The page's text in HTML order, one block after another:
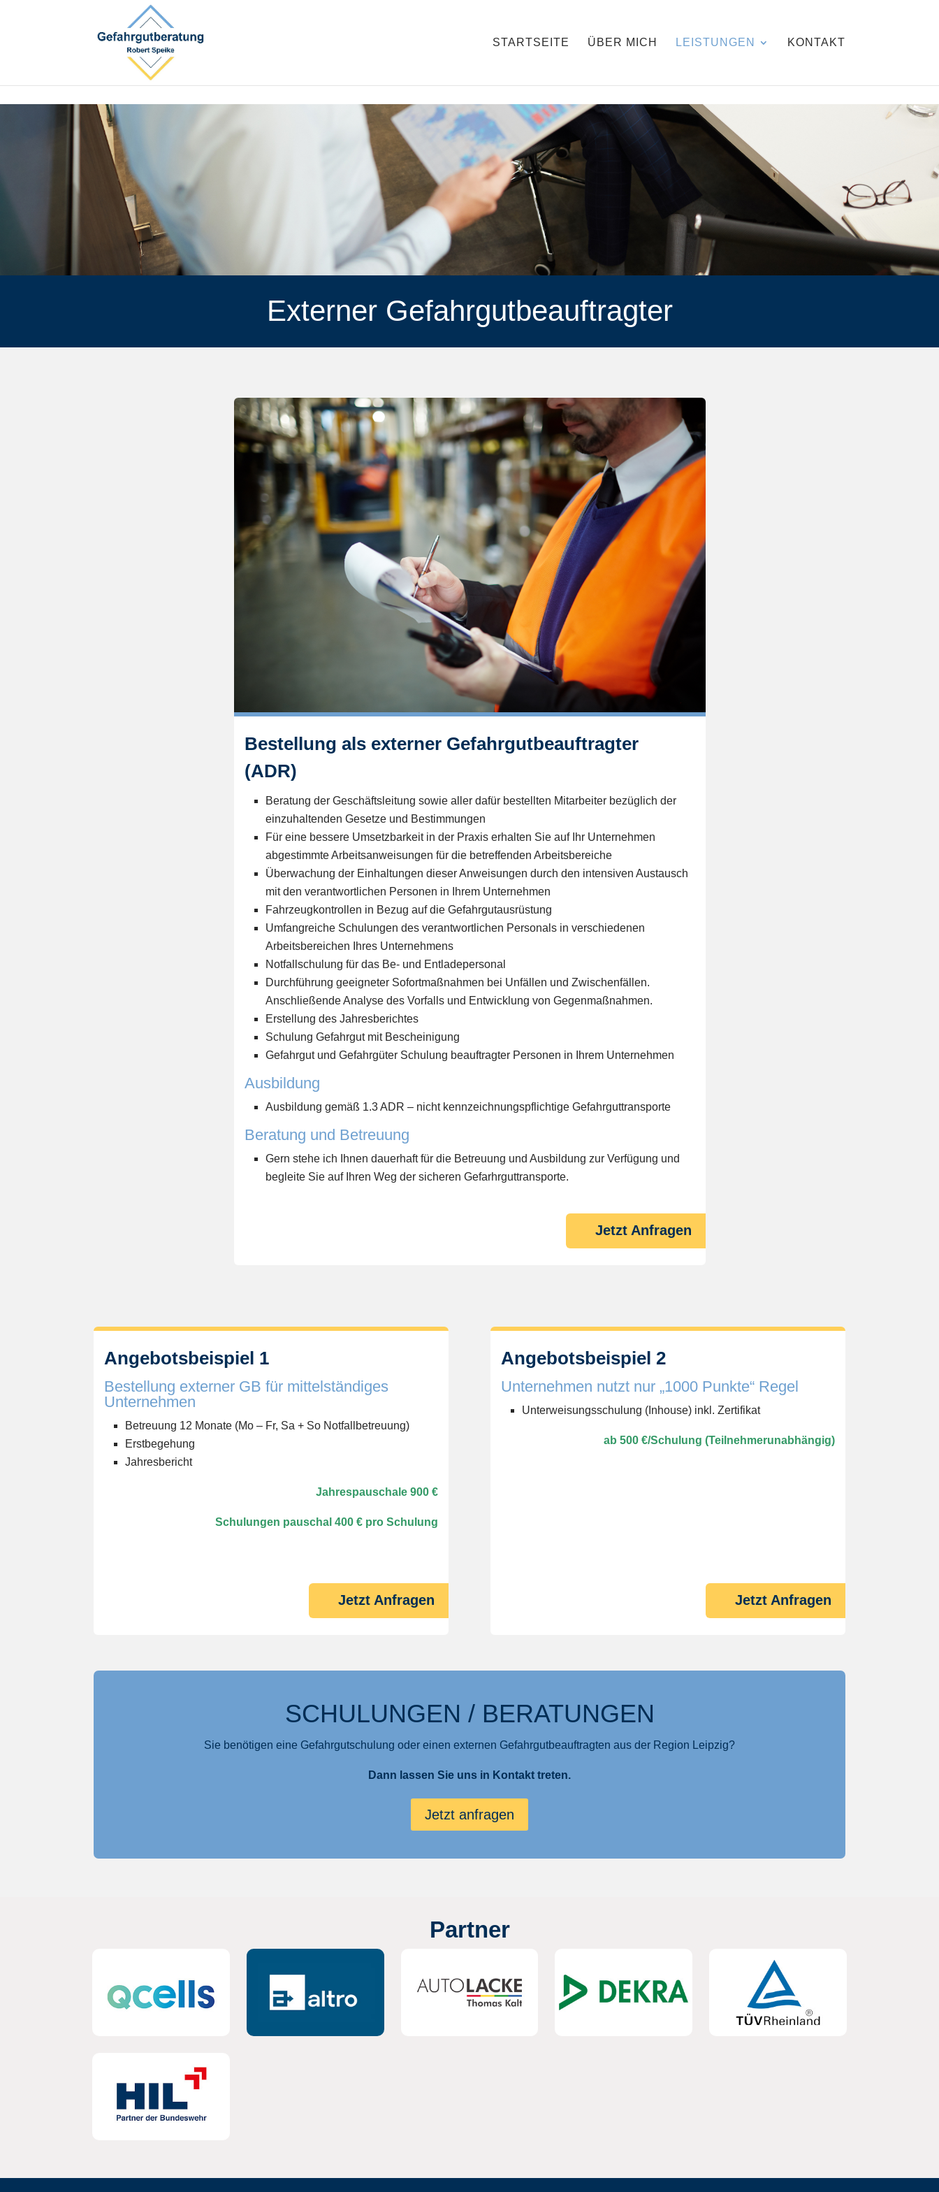
google-site-verification=RBPfpQH7eO2sTxGS0tFDrosqM2Cgr6xdnlgoP106XTk
STARTSEITE ÜBER MICH LEISTUNGEN KONTAKT
Externer Gefahrgutbeauftragter
Bestellung als externer Gefahrgutbeauftragter
(ADR)
Beratung der Geschäftsleitung sowie aller dafür bestellten Mitarbeiter bezüglich der
einzuhaltenden Gesetze und Bestimmungen
Für eine bessere Umsetzbarkeit in der Praxis erhalten Sie auf Ihr Unternehmen
abgestimmte Arbeitsanweisungen für die betreffenden Arbeitsbereiche
Überwachung der Einhaltungen dieser Anweisungen durch den intensiven Austausch
mit den verantwortlichen Personen in Ihrem Unternehmen
Fahrzeugkontrollen in Bezug auf die Gefahrgutausrüstung
Umfangreiche Schulungen des verantwortlichen Personals in verschiedenen
Arbeitsbereichen Ihres Unternehmens
Notfallschulung für das Be- und Entladepersonal
Durchführung geeigneter Sofortmaßnahmen bei Unfällen und Zwischenfällen.
Anschließende Analyse des Vorfalls und Entwicklung von Gegenmaßnahmen.
Erstellung des Jahresberichtes
Schulung Gefahrgut mit Bescheinigung
Gefahrgut und Gefahrgüter Schulung beauftragter Personen in Ihrem Unternehmen
Ausbildung
Ausbildung gemäß 1.3 ADR – nicht kennzeichnungspflichtige Gefahrguttransporte
Beratung und Betreuung
Gern stehe ich Ihnen dauerhaft für die Betreuung und Ausbildung zur Verfügung und
begleite Sie auf Ihren Weg der sicheren Gefarhrguttransporte.
Jetzt Anfragen
Angebotsbeispiel 1
Bestellung externer GB für mittelständiges
Unternehmen
Betreuung 12 Monate (Mo – Fr, Sa + So Notfallbetreuung)
Erstbegehung
Jahresbericht
Jahrespauschale 900 €
Schulungen pauschal 400 € pro Schulung
Jetzt Anfragen
Angebotsbeispiel 2
Unternehmen nutzt nur „1000 Punkte“ Regel
Unterweisungsschulung (Inhouse) inkl. Zertifikat
ab 500 €/Schulung (Teilnehmerunabhängig)
Jetzt Anfragen
SCHULUNGEN / BERATUNGEN
Sie benötigen eine Gefahrgutschulung oder einen externen Gefahrgutbeauftragten aus der Region Leipzig?
Dann lassen Sie uns in Kontakt treten.
Jetzt anfragen
Partner